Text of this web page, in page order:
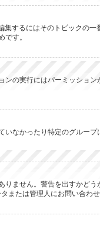
するにはそのトピックの一
す。
の実行にはパーミッショ
なかったり特定のグループ
ません。警告を出すかど
または管理人にお問い合わせ